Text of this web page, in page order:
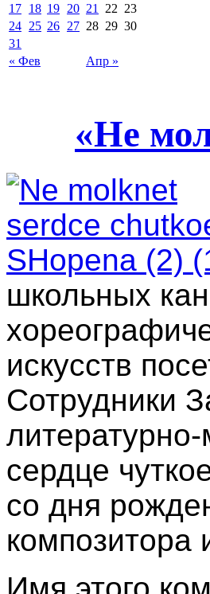
« Фев Апр »
17 18 19 20 21 22 23
24 25 26 27 28 29 30
31
«Не
школьных
искусств
Сотрудники
сердце
со дня